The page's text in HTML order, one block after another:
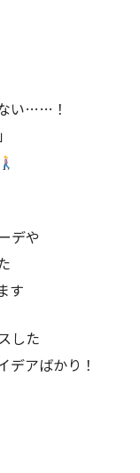
い……！
デや
す
した
デアばかり！